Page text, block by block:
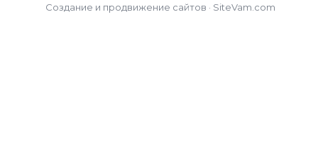
Создание и продвижение сайтов · SiteVam.com